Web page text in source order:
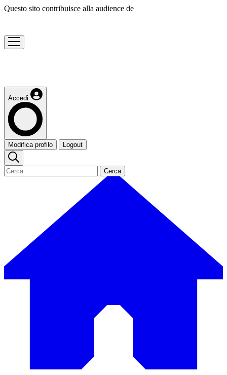
Questo sito contribuisce alla audience de
Accedi
Modifica profilo Logout
Cerca